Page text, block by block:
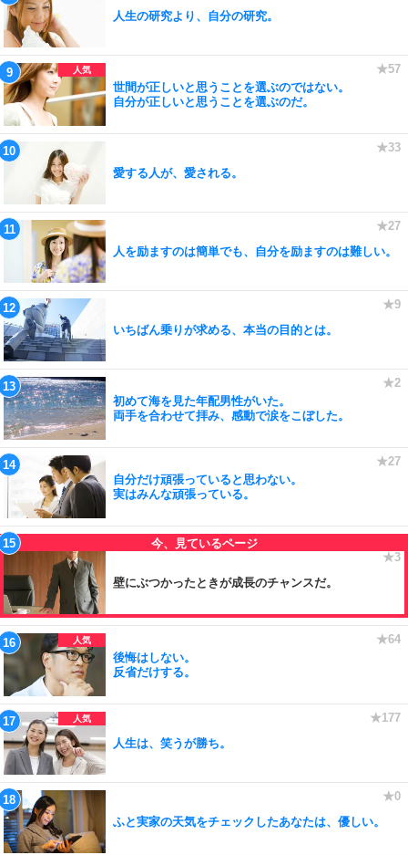
人生の研究より、自分の研究。
世間が正しいと思うことを選ぶのではない。
自分が正しいと思うことを選ぶのだ。
愛する人が、愛される。
人を励ますのは簡単でも、自分を励ますのは難しい。
いちばん乗りが求める、本当の目的とは。
初めて海を見た年配男性がいた。
両手を合わせて拝み、感動で涙をこぼした。
自分だけ頑張っていると思わない。
実はみんな頑張っている。
壁にぶつかったときが成長のチャンスだ。
後悔はしない。
反省だけする。
人生は、笑うが勝ち。
ふと実家の天気をチェックしたあなたは、優しい。